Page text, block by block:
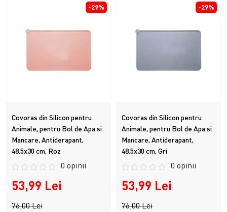
-29%
Covoras din Silicon pentru
Animale, pentru Bol de Apa si
Mancare, Antiderapant,
48.5x30 cm, Roz
0 opinii
53,99 Lei
76,00 Lei
-29%
Covoras din Silicon pentru
Animale, pentru Bol de Apa si
Mancare, Antiderapant,
48.5x30 cm, Gri
0 opinii
53,99 Lei
76,00 Lei